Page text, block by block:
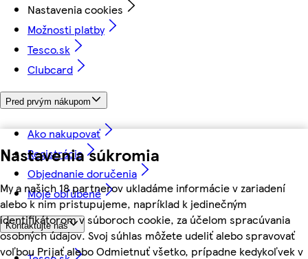
Nastavenia súkromia
My a našich 18 partnerov ukladáme informácie v zariadení
alebo k nim pristupujeme, napríklad k jedinečným
identifikátorom v súboroch cookie, za účelom spracúvania
osobných údajov. Svoj súhlas môžete udeliť alebo spravovať
voľbou Prijať alebo Odmietnuť všetko, prípadne kedykoľvek v
Nastavenia cookies
Možnosti platby
Tesco.sk
Clubcard
Pred prvým nákupom
Ako nakupovať
Registrácia
Objednanie doručenia
Moje obľúbené
Kontaktujte nás